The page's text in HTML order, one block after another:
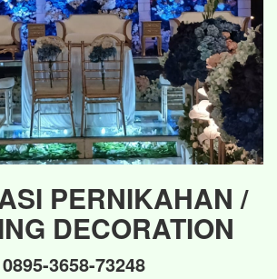
PERNIKAHAN /
DECORATION
0895-3658-73248